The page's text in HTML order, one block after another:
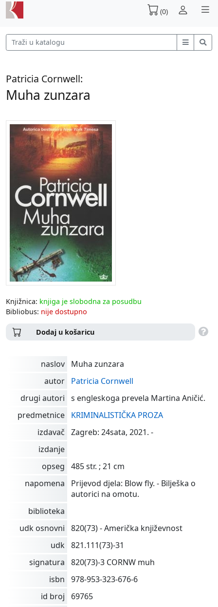
(0)
Patricia Cornwell:
Muha zunzara
Knjižnica: knjiga je slobodna za posudbu
Bibliobus: nije dostupno
Dodaj u košaricu
naslov
Muha zunzara
autor
Patricia Cornwell
drugi autori
s engleskoga prevela Martina Aničić.
predmetnice
KRIMINALISTIČKA PROZA
izdavač
Zagreb: 24sata, 2021. -
izdanje
opseg
485 str. ; 21 cm
napomena
Prijevod djela: Blow fly. - Bilješka o
autorici na omotu.
biblioteka
udk osnovni
820(73) - Američka književnost
udk 821.111(73)-31
signatura
820(73)-3 CORNW muh
isbn
978-953-323-676-6
id broj
69765